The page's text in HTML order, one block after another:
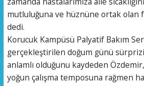
mutluluğuna ve hüznüne ortak olan
dedi.
Korucuk Kampüsü Palyatif Bakım
gerçekleştirilen doğum günü
anlamlı olduğunu kaydeden Özdemir,
yoğun çalışma temposuna rağmen